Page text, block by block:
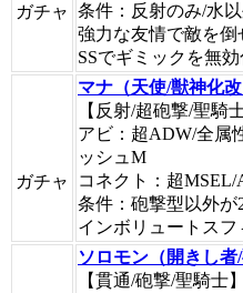
ガチャ 条件：反射のみ/水
強力な友情で敵を倒
SSでギミックを無効
ガチャ
マナ（天使/獣神化改
【反射/超砲撃/聖騎士
アビ：超ADW/全属
ッシュM
コネクト：超MSEL/
条件：砲撃型以外が
インボリュートスフ
ソロモン（開きし者/
【貫通/砲撃/聖騎士】